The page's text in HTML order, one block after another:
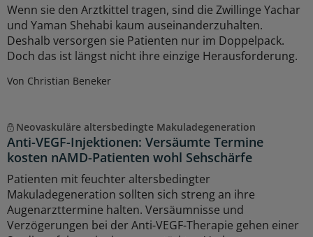
Wenn sie den Arztkittel tragen, sind die Zwillinge Yachar
und Yaman Shehabi kaum auseinanderzuhalten.
Deshalb versorgen sie Patienten nur im Doppelpack.
Doch das ist längst nicht ihre einzige Herausforderung.
Von Christian Beneker
Neovaskuläre altersbedingte Makuladegeneration
Anti-VEGF-Injektionen: Versäumte Termine
kosten nAMD-Patienten wohl Sehschärfe
Patienten mit feuchter altersbedingter
Makuladegeneration sollten sich streng an ihre
Augenarzttermine halten. Versäumnisse und
Verzögerungen bei der Anti-VEGF-Therapie gehen einer